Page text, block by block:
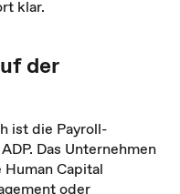
klar.
der
ist die Payroll-
Das Unternehmen
Capital
oder